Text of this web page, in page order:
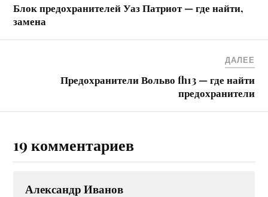
Блок предохранителей Уаз Патриот — где найти,
замена
ДАЛЕЕ
Предохранители Вольво fh13 — где найти
предохранители
19 комментариев
Александр Иванов